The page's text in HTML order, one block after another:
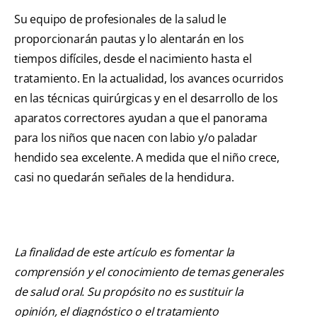
Su equipo de profesionales de la salud le
proporcionarán pautas y lo alentarán en los
tiempos difíciles, desde el nacimiento hasta el
tratamiento. En la actualidad, los avances ocurridos
en las técnicas quirúrgicas y en el desarrollo de los
aparatos correctores ayudan a que el panorama
para los niños que nacen con labio y/o paladar
hendido sea excelente. A medida que el niño crece,
casi no quedarán señales de la hendidura.
La finalidad de este artículo es fomentar la
comprensión y el conocimiento de temas generales
de salud oral. Su propósito no es sustituir la
opinión, el diagnóstico o el tratamiento